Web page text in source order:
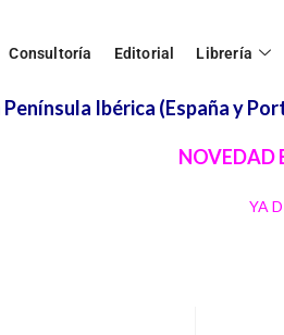
Consultoría Editorial Librería
Ibérica (España y
NOVEDAD
YA